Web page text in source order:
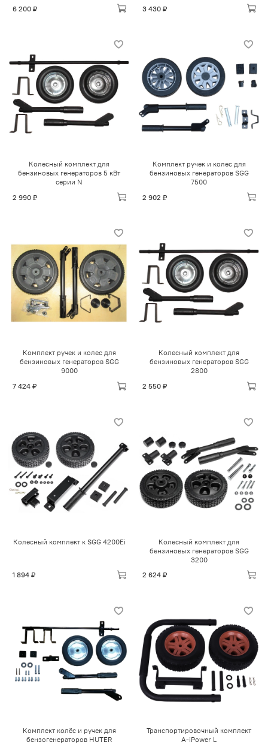
6 200 ₽
3 430 ₽
Колесный комплект для
бензиновых генераторов 5 кВт
серии N
2 990 ₽
Комплект ручек и колес для
бензиновых генераторов SGG
7500
2 902 ₽
Комплект ручек и колес для
бензиновых генераторов SGG
9000
7 424 ₽
Колесный комплект для
бензиновых генераторов SGG
2800
2 550 ₽
Колесный комплект к SGG 4200Ei
1 894 ₽
Колесный комплект для
бензиновых генераторов SGG
3200
2 624 ₽
Комплект колёс и ручек для
бензогенераторов HUTER
Транспортировочный комплект
A-iPower L